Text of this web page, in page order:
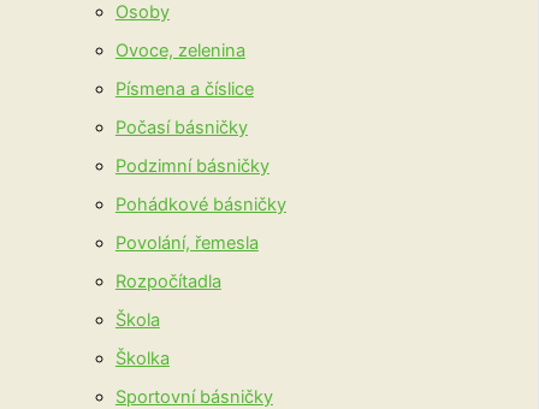
Osoby
Ovoce, zelenina
Písmena a číslice
Počasí básničky
Podzimní básničky
Pohádkové básničky
Povolání, řemesla
Rozpočítadla
Škola
Školka
Sportovní básničky